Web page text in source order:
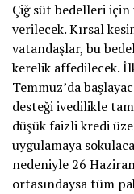
Çiğ süt bedelleri
verilecek. Kırsal
vatandaşlar, bu
kerelik affedilecek.
Temmuz’da
desteği ivedilikle
düşük faizli kredi
uygulamaya
nedeniyle 26
ortasındaysa tüm